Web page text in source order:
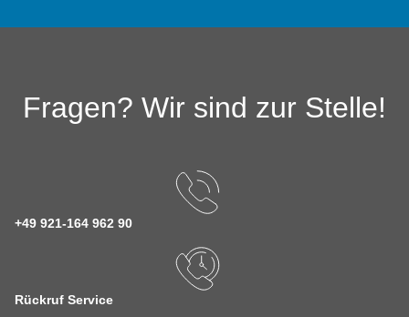
Fragen? Wir sind zur Stelle!
+49 921-164 962 90
Rückruf Service